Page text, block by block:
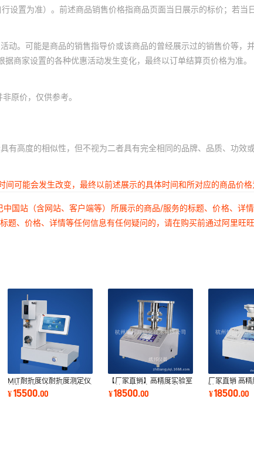
置为准）。前述商品销售价格指商品页面当日展示的标价；若当
。可能是商品的销售指导价或该商品的曾经展示过的销售价等，
商家设置的各种优惠活动发生变化，最终以订单结算页价格为准。
原价，仅供参考。
高度的相似性，但不视为二者具有完全相同的品牌、品质、功效或
可能会发生改变，最终以前述展示的具体时间和所对应的商品价格
国站（含网站、客户端等）所展示的商品/服务的标题、价格、详
、价格、详情等任何信息有任何疑问的，请在购买前通过阿里
MIT耐折度仪耐折度测定仪
纸张耐折强度测试仪纸板耐
折度试验机
¥15500.00
【厂家直销】高精度实验室
压缩强度测定仪 微电脑测
控环压仪
¥18500.00
厂家直销 高
破度测定仪价
¥18500.00